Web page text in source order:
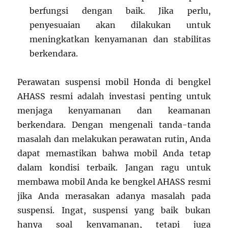
berfungsi dengan baik. Jika perlu,
penyesuaian akan dilakukan untuk
meningkatkan kenyamanan dan stabilitas
berkendara.
Perawatan suspensi mobil Honda di bengkel
AHASS resmi adalah investasi penting untuk
menjaga kenyamanan dan keamanan
berkendara. Dengan mengenali tanda-tanda
masalah dan melakukan perawatan rutin, Anda
dapat memastikan bahwa mobil Anda tetap
dalam kondisi terbaik. Jangan ragu untuk
membawa mobil Anda ke bengkel AHASS resmi
jika Anda merasakan adanya masalah pada
suspensi. Ingat, suspensi yang baik bukan
hanya soal kenyamanan, tetapi juga